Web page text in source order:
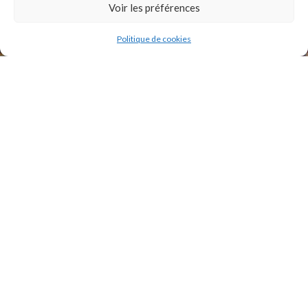
Voir les préférences
Politique de cookies